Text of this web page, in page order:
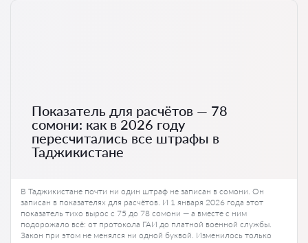
Показатель для расчётов — 78
сомони: как в 2026 году
пересчитались все штрафы в
Таджикистане
В Таджикистане почти ни один штраф не записан в сомони. Он
записан в показателях для расчётов. И 1 января 2026 года этот
показатель тихо вырос с 75 до 78 сомони — а вместе с ним
подорожало всё: от протокола ГАИ до платной военной службы.
Закон при этом не менялся ни одной буквой. Изменилось только